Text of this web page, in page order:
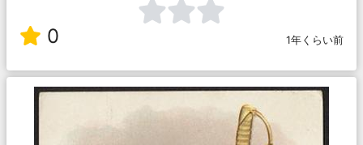
0 1年くらい前